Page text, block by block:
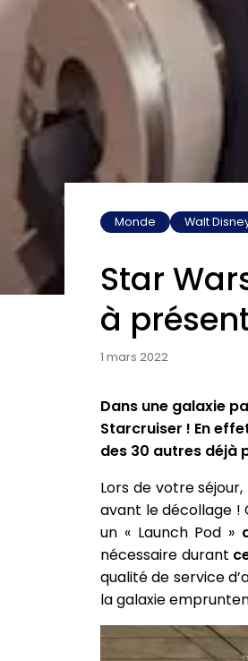
Monde Walt
Star
à
1 mars 2022
Dans une galaxie
Starcruiser ! En
des 30 autres déjà
Lors de votre
avant le décollage !
un « Launch Pod »
nécessaire durant
qualité de service
la galaxie